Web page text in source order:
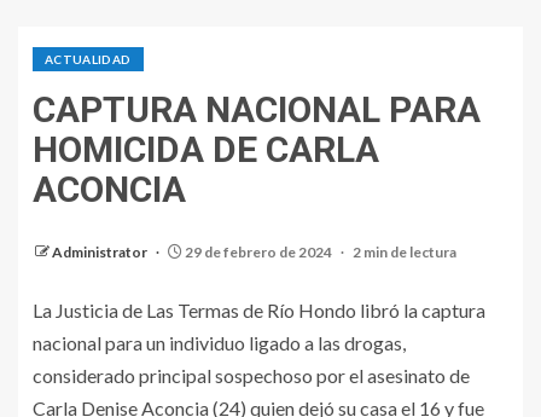
ACTUALIDAD
CAPTURA NACIONAL PARA
HOMICIDA DE CARLA
ACONCIA
Administrator 29 de febrero de 2024 2 min de lectura
La Justicia de Las Termas de Río Hondo libró la captura
nacional para un individuo ligado a las drogas,
considerado principal sospechoso por el asesinato de
Carla Denise Aconcia (24) quien dejó su casa el 16 y fue